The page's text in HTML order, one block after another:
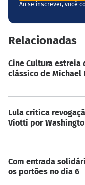
Ao se inscrever, você
Relacionadas
Cine Cultura
clássico de Michael
Lula critica
Viotti por
Com entrada
os portões no dia 6